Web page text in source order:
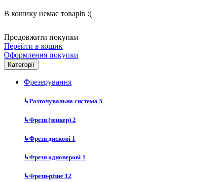
В кошику немає товарів :(
Продовжити покупки
Перейти в кошик
Оформлення покупки
Категорії
Фрезерування
↳Розточувальна система 5
↳Фрези (зенкер) 2
↳Фрези дискові 1
↳Фрези одноперові 1
↳Фрези-різне 12